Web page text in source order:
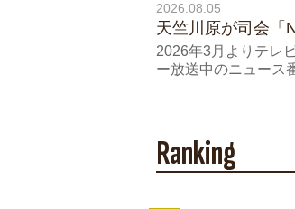
2026.08.05
天竺川原が司会「
ャンネル登録者数
阪の番組史上最速
2026年3月よりテレ
ー放送中のニュース
ス」が、このたび
YouTubeチャンネ
Ranking